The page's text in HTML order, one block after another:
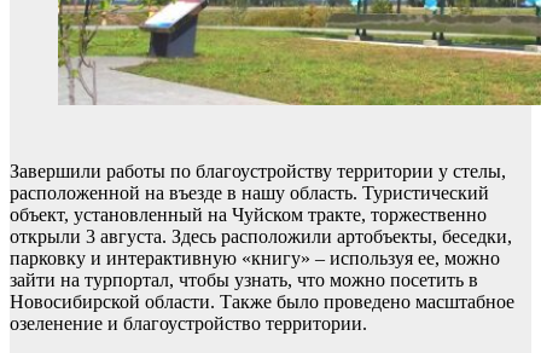
Завершили работы по благоустройству территории у стелы,
расположенной на въезде в нашу область. Туристический
объект, установленный на Чуйском тракте, торжественно
открыли 3 августа. Здесь расположили артобъекты, беседки,
парковку и интерактивную «книгу» – используя ее, можно
зайти на турпортал, чтобы узнать, что можно посетить в
Новосибирской области. Также было проведено масштабное
озеленение и благоустройство территории.